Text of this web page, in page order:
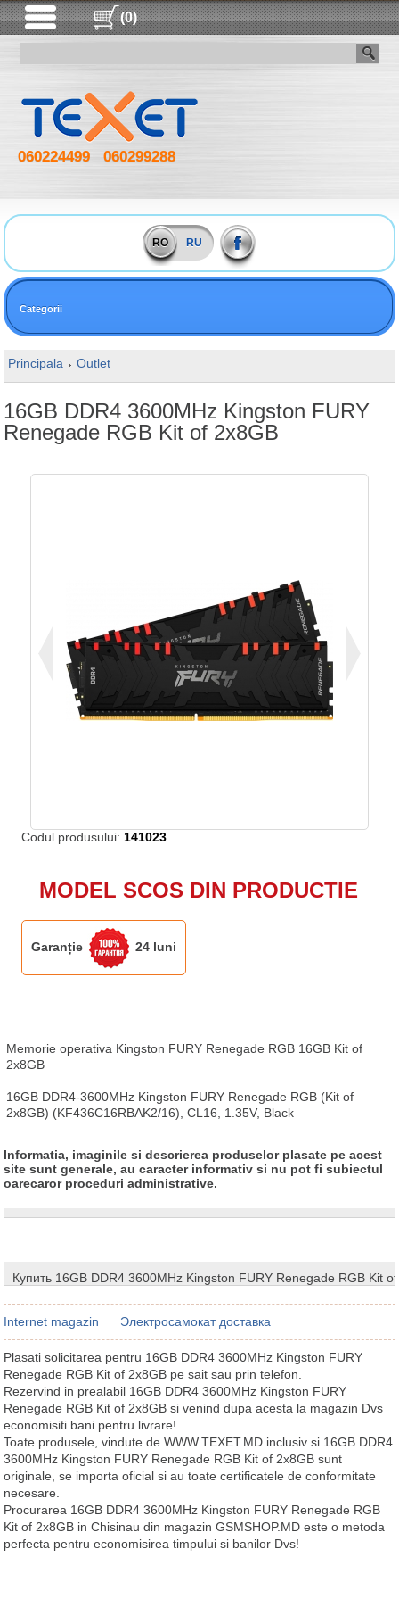
(0)
060224499 060299288
RO RU
Categorii
Principala Outlet
16GB DDR4 3600MHz Kingston FURY
Renegade RGB Kit of 2x8GB
Codul produsului: 141023
MODEL SCOS DIN PRODUCTIE
Garanție 24 luni
Memorie operativa Kingston FURY Renegade RGB 16GB Kit of
2x8GB
16GB DDR4-3600MHz Kingston FURY Renegade RGB (Kit of
2x8GB) (KF436C16RBAK2/16), CL16, 1.35V, Black
Informatia, imaginile si descrierea produselor plasate pe acest
site sunt generale, au caracter informativ si nu pot fi subiectul
oarecaror proceduri administrative.
Купить 16GB DDR4 3600MHz Kingston FURY Renegade RGB Kit
Internet magazin Электросамокат доставка
Plasati solicitarea pentru 16GB DDR4 3600MHz Kingston FURY
Renegade RGB Kit of 2x8GB pe sait sau prin telefon.
Rezervind in prealabil 16GB DDR4 3600MHz Kingston FURY
Renegade RGB Kit of 2x8GB si venind dupa acesta la magazin Dvs
economisiti bani pentru livrare!
Toate produsele, vindute de WWW.TEXET.MD inclusiv si 16GB DDR4
3600MHz Kingston FURY Renegade RGB Kit of 2x8GB sunt
originale, se importa oficial si au toate certificatele de conformitate
necesare.
Procurarea 16GB DDR4 3600MHz Kingston FURY Renegade RGB
Kit of 2x8GB in Chisinau din magazin GSMSHOP.MD este o metoda
perfecta pentru economisirea timpului si banilor Dvs!